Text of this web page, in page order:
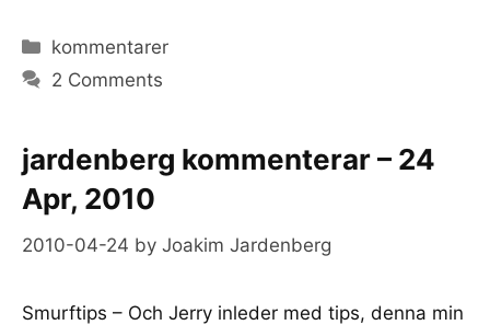
Categories
kommentarer
2 Comments
jardenberg kommenterar – 24
Apr, 2010
2010-04-24 by Joakim Jardenberg
Smurftips – Och Jerry inleder med tips, denna min